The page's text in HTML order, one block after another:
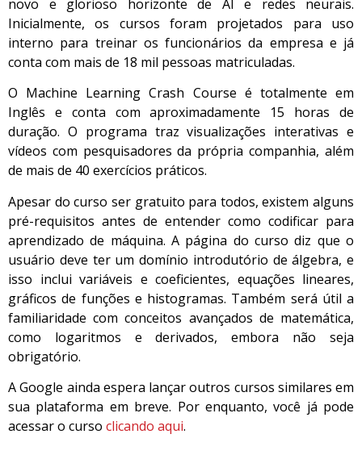
novo e glorioso horizonte de AI e redes neurais.
Inicialmente, os cursos foram projetados para uso
interno para treinar os funcionários da empresa e já
conta com mais de 18 mil pessoas matriculadas.
O Machine Learning Crash Course é totalmente em
Inglês e conta com aproximadamente 15 horas de
duração. O programa traz visualizações interativas e
vídeos com pesquisadores da própria companhia, além
de mais de 40 exercícios práticos.
Apesar do curso ser gratuito para todos, existem alguns
pré-requisitos antes de entender como codificar para
aprendizado de máquina. A página do curso diz que o
usuário deve ter um domínio introdutório de álgebra, e
isso inclui variáveis e coeficientes, equações lineares,
gráficos de funções e histogramas. Também será útil a
familiaridade com conceitos avançados de matemática,
como logaritmos e derivados, embora não seja
obrigatório.
A Google ainda espera lançar outros cursos similares em
sua plataforma em breve. Por enquanto, você já pode
acessar o curso clicando aqui.